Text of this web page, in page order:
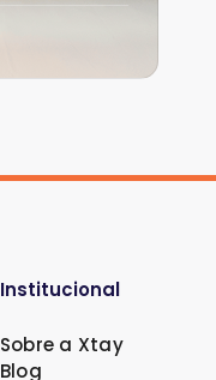
Institucional
Sobre a Xtay
Blog